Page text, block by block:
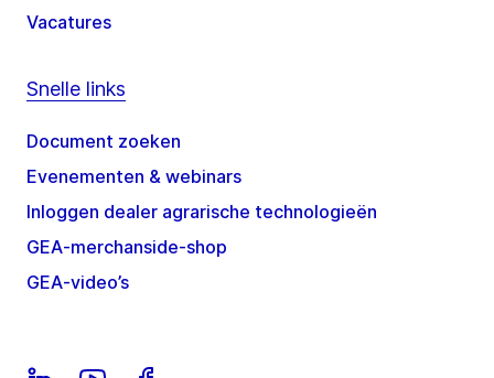
Vacatures
Snelle links
Document zoeken
Evenementen & webinars
Inloggen dealer agrarische technologieën
GEA-merchanside-shop
GEA-video’s